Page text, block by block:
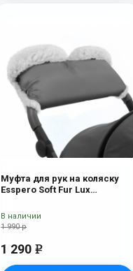
Муфта для рук на коляску
Esspero Soft Fur Lux
1 990 р
1 290 e
В наличии